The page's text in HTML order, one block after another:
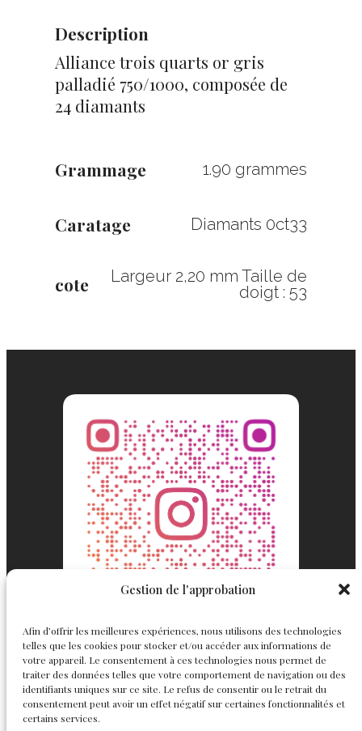
Gestion de l'approbation
Afin d’offrir les meilleures expériences, nous utilisons des technologies
telles que les cookies pour stocker et/ou accéder aux informations de
votre appareil. Le consentement à ces technologies nous permet de
traiter des données telles que votre comportement de navigation ou des
identifiants uniques sur ce site. Le refus de consentir ou le retrait du
consentement peut avoir un effet négatif sur certaines fonctionnalités et
certains services.
Description
Alliance trois quarts or gris
palladié 750/1000, composée de
24 diamants
Grammage 1.90 grammes
Caratage Diamants 0ct33
cote
Largeur 2,20 mm Taille de
doigt : 53
Englemond